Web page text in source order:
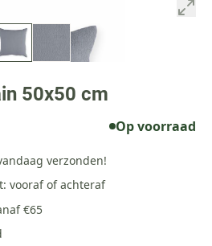
50x50 cm
Op voorraad
verzonden!
vooraf of achteraf
€65